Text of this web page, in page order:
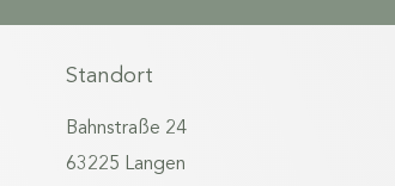
Standort
Bahnstraße 24
63225 Langen